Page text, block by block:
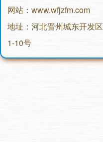
网站：www.wfjzfm.com
地址：河北晋州城东开发区
1-10号